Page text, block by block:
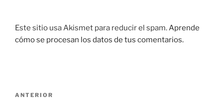
Este sitio usa Akismet para reducir el spam.Aprende
cómo se procesan los datos de tus comentarios.
Navegación
Entrada
ANTERIOR